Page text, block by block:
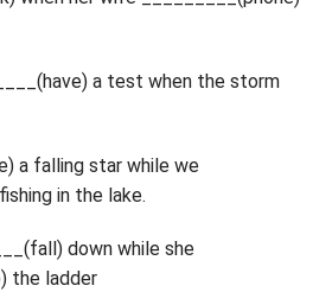
a test when the storm
a falling star while we
in the lake.
down while she
the ladder